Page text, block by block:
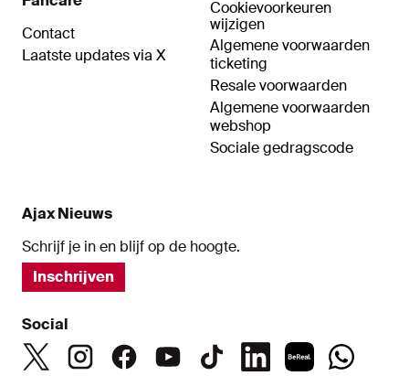
Contact
Laatste updates via X
Cookievoorkeuren
wijzigen
Algemene voorwaarden
ticketing
Resale voorwaarden
Algemene voorwaarden
webshop
Sociale gedragscode
Ajax Nieuws
Schrijf je in en blijf op de hoogte.
Inschrijven
Social